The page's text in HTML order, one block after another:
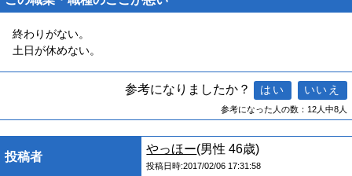
終わりがない。
土日が休めない。
参考になりましたか？
参考になった人の数：12人中8人
投稿者
やっほー(男性 46歳)
投稿日時:2017/02/06 17:31:58